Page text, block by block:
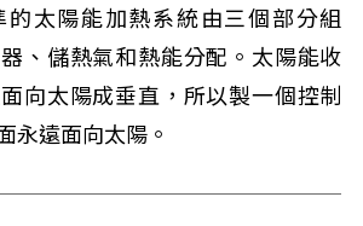
太陽能加熱系統由三個部分組
、儲熱氣和熱能分配。太陽能收
向太陽成垂直，所以製一個控制
永遠面向太陽。